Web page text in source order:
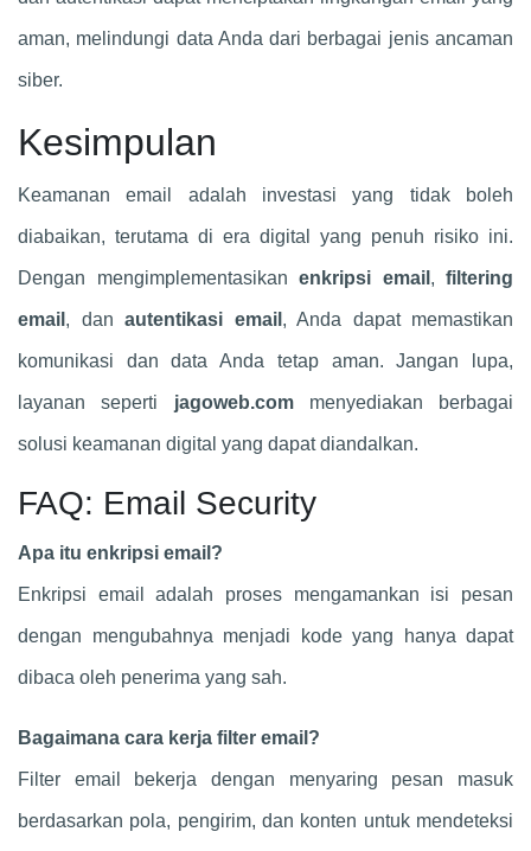
aman, melindungi data Anda dari berbagai jenis ancaman
siber.
Kesimpulan
Keamanan email adalah investasi yang tidak boleh
diabaikan, terutama di era digital yang penuh risiko ini.
Dengan mengimplementasikan enkripsi email , filtering
email , dan autentikasi email , Anda dapat memastikan
komunikasi dan data Anda tetap aman. Jangan lupa,
layanan seperti jagoweb.commenyediakan berbagai
solusi keamanan digital yang dapat diandalkan.
FAQ: Email Security
Apa itu enkripsi email?
Enkripsi email adalah proses mengamankan isi pesan
dengan mengubahnya menjadi kode yang hanya dapat
dibaca oleh penerima yang sah.
Bagaimana cara kerja filter email?
Filter email bekerja dengan menyaring pesan masuk
berdasarkan pola, pengirim, dan konten untuk mendeteksi